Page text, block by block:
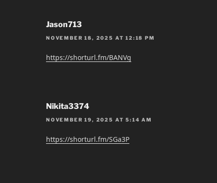
Jason713
NOVEMBER 18, 2025 AT 12:18 PM
https://shorturl.fm/BANVg
Nikita3374
NOVEMBER 19, 2025 AT 5:14 AM
https://shorturl.fm/SGa3P